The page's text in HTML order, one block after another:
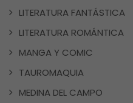
LITERATURA FANTÁSTICA
LITERATURA ROMÁNTICA
MANGA Y COMIC
TAUROMAQUIA
MEDINA DEL CAMPO